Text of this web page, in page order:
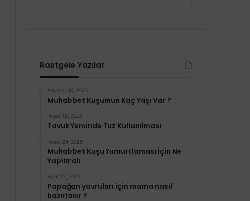
Rastgele Yazılar
Ağustos 31, 2025
Muhabbet Kuşumun Kaç Yaşı Var ?
Nisan 18, 2023
Tavuk Yeminde Tuz Kullanılması
Nisan 24, 2025
Muhabbet Kuşu Yumurtlaması İçin Ne
Yapılmalı
Eylül 22, 2022
Papağan yavruları için mama nasıl
hazırlanır ?